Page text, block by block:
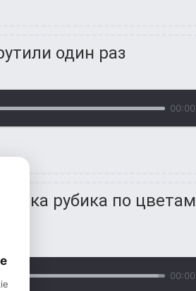
один раз
00:00
рубика по цветам
00:00